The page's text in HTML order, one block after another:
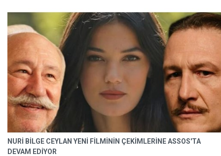
NURİ BİLGE CEYLAN YENİ FİLMİNİN ÇEKİMLERİNE ASSOS'TA
DEVAM EDİYOR